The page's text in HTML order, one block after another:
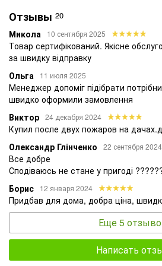
Правила эксплуатации
(ВП-9)
Из-за широкого диапазона рабочих
порошковый огнетушитель ОП-9 (ВП-
процессе хранения и эксплуатации
меры к защите корпуса
солнечных лучей, погодных осадков,
от отопительных приборов и
оборудования.
В центре пожарной безопасности
приобрести
передвижные огнетушители
также другой противопожарный
Вся наша продукция имеет гарантию
комплект сертификационной
цены на рынке. Доставка товара
с помощью собственного
ПОЖЕЖНА БЕЗПЕКА УКРАЇНИ, так и
Отзывы 20
Микола 10 сентября 2025
Товар сертифікований. Якісне
за швидку відправку
Ольга
11 июля 2025
Менеджер допоміг підібрати
швидко оформили замовлення
Виктор 24 декабря 2024
Купил после двух пожаров на
Олександр Глінченко
22 сентября 2024
Все добре
Сподіваюсь не стане у пригоді
Борис
12 января 2024
Придбав для дома, добра ціна,
Еще 5
Написать